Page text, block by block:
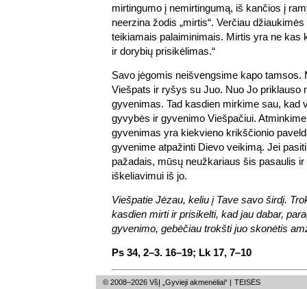
mirtingumo į nemirtingumą, iš kančios į
neerzina žodis „mirtis“. Verčiau
teikiamais palaiminimais. Mirtis yra ne kas
ir dorybių prisikėlimas.“
Savo jėgomis neišvengsime kapo tamsos.
Viešpats ir ryšys su Juo. Nuo Jo priklauso
gyvenimas. Tad kasdien mirkime sau, kad
gyvybės ir gyvenimo Viešpačiui.
gyvenimas yra kiekvieno krikščionio
gyvenime atpažinti Dievo veikimą. Jei
pažadais, mūsų neužkariaus šis pasaulis
iškeliavimui iš jo.
Viešpatie Jėzau, keliu į Tave savo širdį.
kasdien mirti ir prisikelti, kad jau dabar,
gyvenimo, gebėčiau trokšti juo skonėtis
Ps 34, 2–3. 16–19; Lk 17, 7–10
© 2008–2026 VšĮ „Gyvieji akmenėliai“ | TEISĖS